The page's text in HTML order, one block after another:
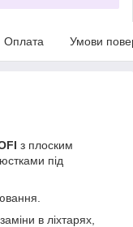
Оплата Умови
з плоским
під
в ліхтарях,